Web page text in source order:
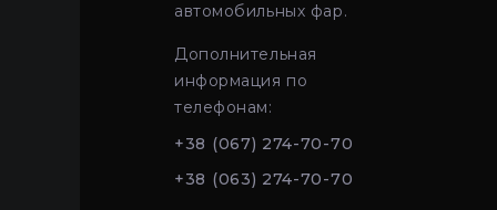
автомобильных фар.
Дополнительная
информация по
телефонам:
+38 (067) 274-70-70
+38 (063) 274-70-70